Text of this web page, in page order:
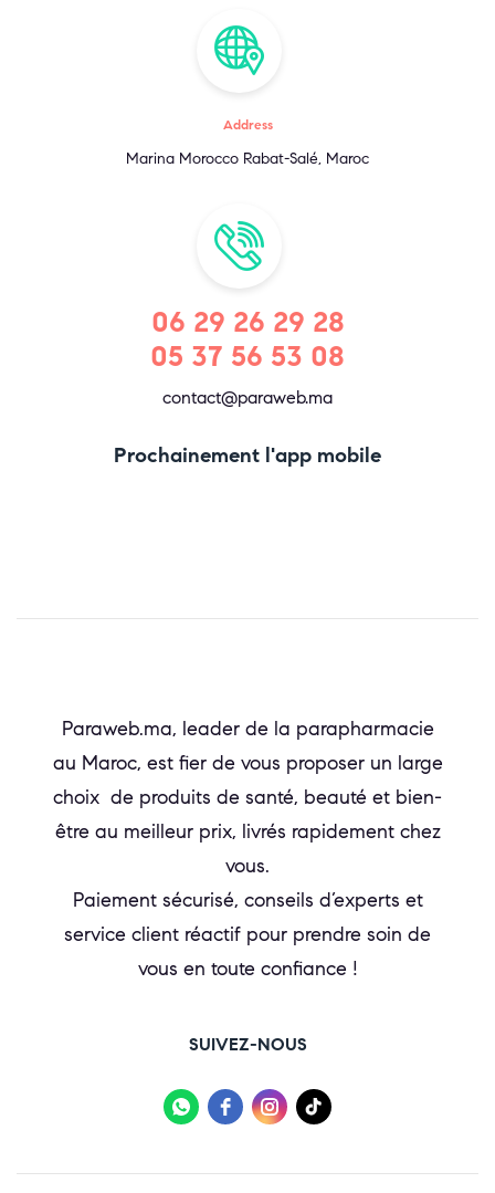
Address
Marina Morocco Rabat-Salé, Maroc
06 29 26 29 28
05 37 56 53 08
contact@paraweb.ma
Prochainement l'app mobile
Paraweb.ma, leader de la parapharmacie
au Maroc, est fier de vous proposer un large
choix de produits de santé, beauté et bien-
être au meilleur prix, livrés rapidement chez
vous.
Paiement sécurisé, conseils d’experts et
service client réactif pour prendre soin de
vous en toute confiance !
SUIVEZ-NOUS